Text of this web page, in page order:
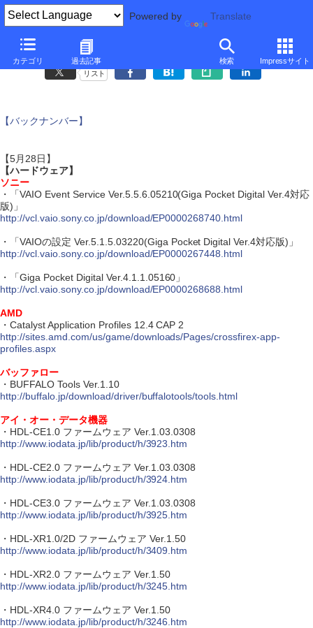
Powered by Translate
カテゴリ 過去記事 検索 Impressサイト
リスト
【バックナンバー】
【5月28日】
【ハードウェア】
ソニー
・「VAIO Event Service Ver.5.5.6.05210(Giga Pocket Digital Ver.4対応
版)」
http://vcl.vaio.sony.co.jp/download/EP0000268740.html
・「VAIOの設定 Ver.5.1.5.03220(Giga Pocket Digital Ver.4対応版)」
http://vcl.vaio.sony.co.jp/download/EP0000267448.html
・「Giga Pocket Digital Ver.4.1.1.05160」
http://vcl.vaio.sony.co.jp/download/EP0000268688.html
AMD
・Catalyst Application Profiles 12.4 CAP 2
http://sites.amd.com/us/game/downloads/Pages/crossfirex-app-
profiles.aspx
バッファロー
・BUFFALO Tools Ver.1.10
http://buffalo.jp/download/driver/buffalotools/tools.html
アイ・オー・データ機器
・HDL-CE1.0 ファームウェア Ver.1.03.0308
http://www.iodata.jp/lib/product/h/3923.htm
・HDL-CE2.0 ファームウェア Ver.1.03.0308
http://www.iodata.jp/lib/product/h/3924.htm
・HDL-CE3.0 ファームウェア Ver.1.03.0308
http://www.iodata.jp/lib/product/h/3925.htm
・HDL-XR1.0/2D ファームウェア Ver.1.50
http://www.iodata.jp/lib/product/h/3409.htm
・HDL-XR2.0 ファームウェア Ver.1.50
http://www.iodata.jp/lib/product/h/3245.htm
・HDL-XR4.0 ファームウェア Ver.1.50
http://www.iodata.jp/lib/product/h/3246.htm